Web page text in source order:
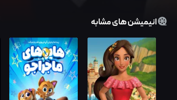
انیمیشن های مشابه